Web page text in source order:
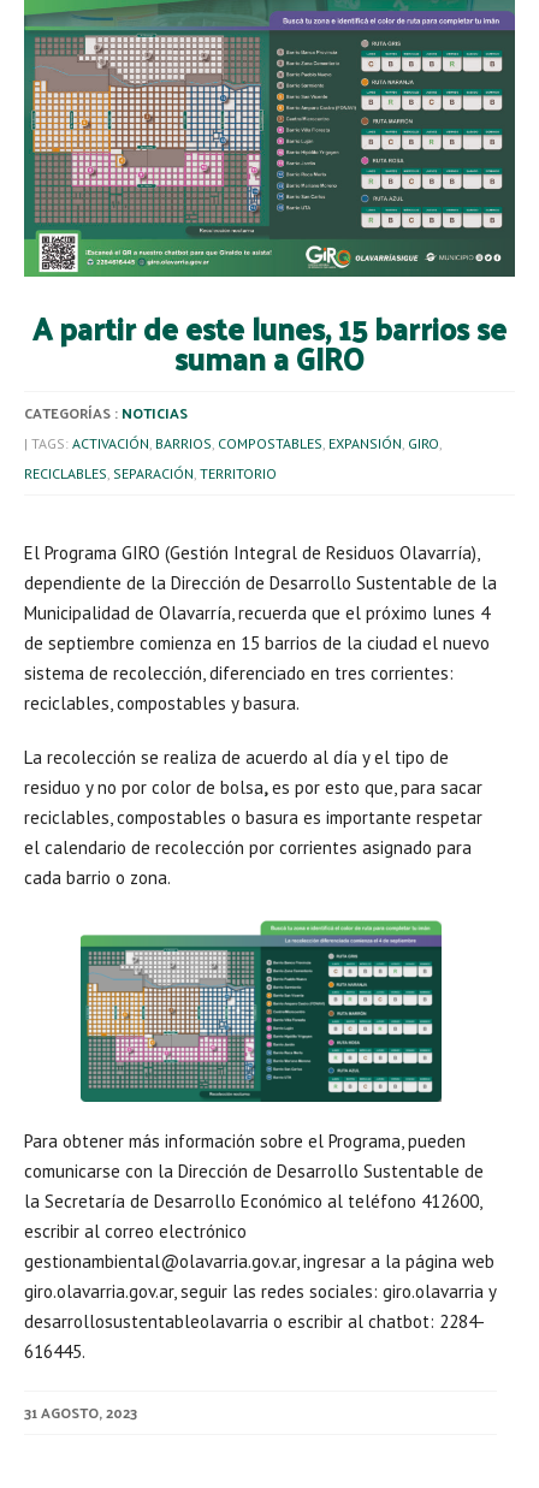
A partir de este lunes, 15 barrios se
suman a GIRO
CATEGORÍAS :NOTICIAS
| TAGS: ACTIVACIÓN, BARRIOS, COMPOSTABLES, EXPANSIÓN, GIRO,
RECICLABLES, SEPARACIÓN, TERRITORIO
El Programa GIRO (Gestión Integral de Residuos Olavarría),
dependiente de la Dirección de Desarrollo Sustentable de la
Municipalidad de Olavarría, recuerda que el próximo lunes 4
de septiembre comienza en 15 barrios de la ciudad el nuevo
sistema de recolección, diferenciado en tres corrientes:
reciclables, compostables y basura.
La recolección se realiza de acuerdo al día y el tipo de
residuo y no por color de bolsa,es por esto que, para sacar
reciclables, compostables o basura es importante respetar
el calendario de recolección por corrientes asignado para
cada barrio o zona.
Para obtener más información sobre el Programa, pueden
comunicarse con la Dirección de Desarrollo Sustentable de
la Secretaría de Desarrollo Económico al teléfono 412600,
escribir al correo electrónico
gestionambiental@olavarria.gov.ar, ingresar a la página web
giro.olavarria.gov.ar, seguir las redes sociales: giro.olavarria y
desarrollosustentableolavarria o escribir al chatbot: 2284-
616445.
31 AGOSTO, 2023